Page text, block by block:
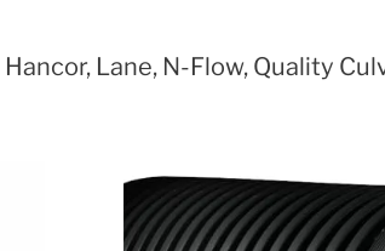
Lane, N-Flow, Quality